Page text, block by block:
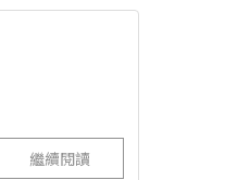
繼續閱讀